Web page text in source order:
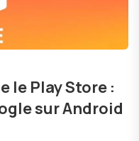
le Play Store :
sur Android